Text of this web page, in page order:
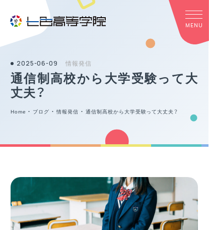
2025-06-09 情報発信
通信制高校から大学受験って大
丈夫？
Home ・ ブログ ・情報発信 ・ 通信制高校から大学受験って大丈夫？